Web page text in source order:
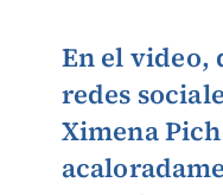
En el video,
redes
Ximena